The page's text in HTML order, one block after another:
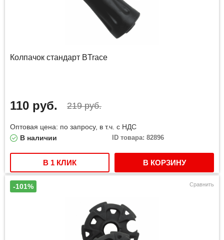
Колпачок стандарт BTrace
110 руб. 219 руб.
Оптовая цена: по запросу, в т.ч. с НДС
В наличии
ID товара: 82896
В 1 КЛИК В КОРЗИНУ
-101% Сравнить